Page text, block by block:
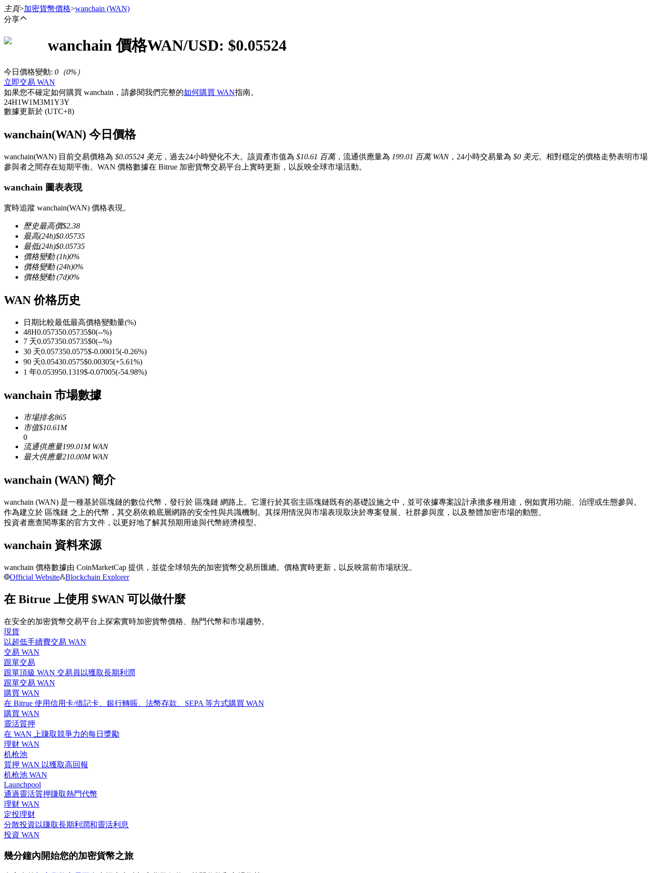
USDT永續
幣本位永續
以數字貨幣為保證金的永續合約
TradFi
美股、外匯、貴金屬及大宗商品衍生性商品
USDC永續
跟單
成為跟單交易員
坐享盈利分成和跟單分傭
合約資訊
包含交易情況等的大數據分析
主頁>加密貨幣價格>wanchain (WAN)
分享
wanchain 價格WAN/USD: $0.05524
今日價格變動: 0 （0%）
立即交易 WAN
如果您不確定如何購買 wanchain，請參閱我們完整的如何購買 WAN指南。
24H1W1M3M1Y3Y
數據更新於 (UTC+8)
wanchain(WAN) 今日價格
wanchain(WAN) 目前交易價格為 $0.05524 美元，過去24小時變化不大。該資產市值為 $10.61 百萬，流通供應量為 199.01 百萬 WAN，24小時交易量為 $0 美元。相對穩定的價格走勢表明市場
參與者之間存在短期平衡。WAN 價格數據在 Bitrue 加密貨幣交易平台上實時更新，以反映全球市場活動。
wanchain 圖表表現
實時追蹤 wanchain(WAN) 價格表現。
歷史最高價$2.38
最高(24h)$0.05735
最低(24h)$0.05735
價格變動(1h)0%
價格變動(24h)0%
價格變動(7d)0%
WAN 价格历史
日期比較最低最高價格變動量(%)
48H0.057350.05735$0(--%)
7 天0.057350.05735$0(--%)
30 天0.057350.0575$-0.00015(-0.26%)
90 天0.05430.0575$0.00305(+5.61%)
1 年0.053950.1319$-0.07005(-54.98%)
wanchain 市場數據
市場排名865
市值$10.61M
0
流通供應量199.01M WAN
最大供應量210.00M WAN
wanchain (WAN) 簡介
wanchain (WAN) 是一種基於區塊鏈的數位代幣，發行於 區塊鏈 網路上。它運行於其宿主區塊鏈既有的基礎設施之中，並可依據專案設計承擔多種用途，例如實用功能、治理或生態參與。
作為建立於 區塊鏈 之上的代幣，其交易依賴底層網路的安全性與共識機制。其採用情況與市場表現取決於專案發展、社群參與度，以及整體加密市場的動態。
投資者應查閱專案的官方文件，以更好地了解其預期用途與代幣經濟模型。
wanchain 資料來源
wanchain 價格數據由 CoinMarketCap 提供，並從全球領先的加密貨幣交易所匯總。價格實時更新，以反映當前市場狀況。
Official Website
Blockchain Explorer
在 Bitrue 上使用 $WAN 可以做什麼
在安全的加密貨幣交易平台上探索實時加密貨幣價格、熱門代幣和市場趨勢。
現貨
以超低手續費交易 WAN
交易 WAN
跟單交易
跟單頂級 WAN 交易員以獲取長期利潤
跟單交易 WAN
購買 WAN
在 Bitrue 使用信用卡/借記卡、銀行轉賬、法幣存款、SEPA 等方式購買 WAN
購買 WAN
靈活質押
在 WAN 上賺取競爭力的每日獎勵
理财 WAN
机枪池
質押 WAN 以獲取高回報
机枪池 WAN
Launchpool
通過靈活質押賺取熱門代幣
理财 WAN
定投理财
分散投資以賺取長期利潤和靈活利息
投資 WAN
幾分鐘內開始您的加密貨幣之旅